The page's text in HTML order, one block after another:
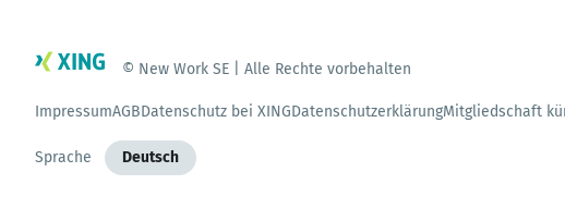
© New Work SE | Alle Rechte vorbehalten
ImpressumAGBDatenschutz bei XINGDatenschutzerklärungMitgliedschaft
Sprache Deutsch